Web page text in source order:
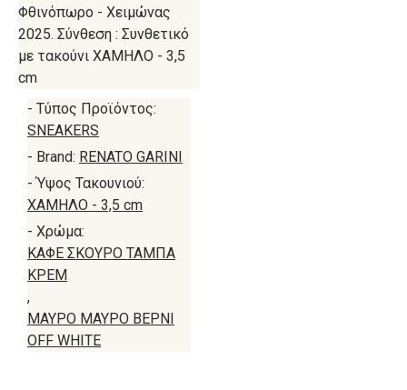
Φθινόπωρο - Χειμώνας
2025. Σύνθεση : Συνθετικό
με τακούνι ΧΑΜΗΛΟ - 3,5
cm
- Τύπος Προϊόντος:
SNEAKERS
- Brand: RENATO GARINI
- Ύψος Τακουνιού:
ΧΑΜΗΛΟ - 3,5 cm
- Χρώμα:
ΚΑΦΕ ΣΚΟΥΡΟ ΤΑΜΠΑ
ΚΡΕΜ
,
ΜΑΥΡΟ ΜΑΥΡΟ ΒΕΡΝΙ
OFF WHITE